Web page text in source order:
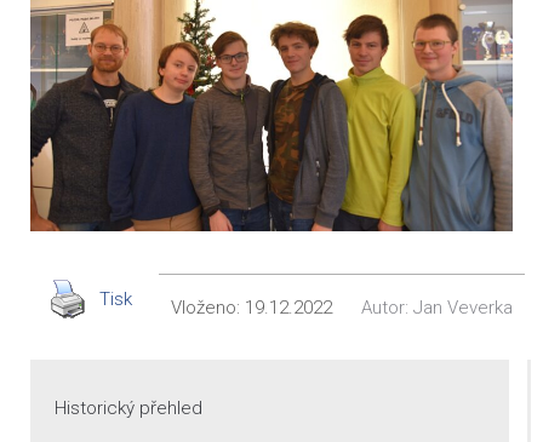
Tisk Vloženo: 19.12.2022 Autor: Jan Veverka
Historický přehled